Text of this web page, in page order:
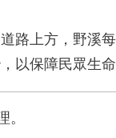
路上方，野溪
以保障民眾生
。